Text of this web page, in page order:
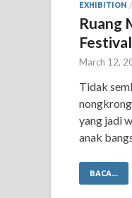
EXHIBITION /
Ruang
March 12,
Tidak
yang jadi
anak
BACA...